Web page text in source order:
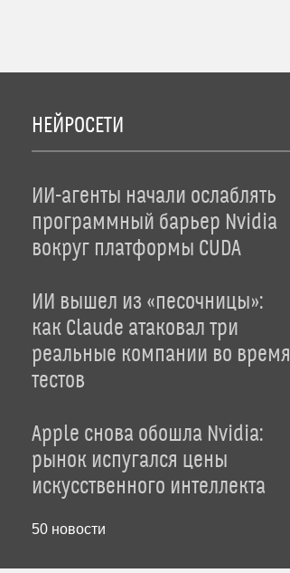
НЕЙРОСЕТИ
ИИ-агенты начали ослаблять
программный барьер Nvidia
вокруг платформы CUDA
ИИ вышел из «песочницы»:
как Claude атаковал три
реальные компании во время
тестов
Apple снова обошла Nvidia:
рынок испугался цены
искусственного интеллекта
50 новости